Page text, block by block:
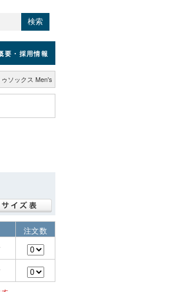
検索
要 ・採用情報
ソックス Men's
注文数